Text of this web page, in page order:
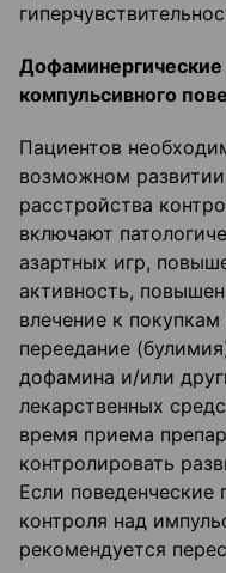
компульсивного
Пациентов
возможном
расстройства
включают
азартных игр,
активность,
влечение к
переедание
дофамина и/или
лекарственных
время приема
контролировать
Если поведенческие
контроля над
рекомендуется